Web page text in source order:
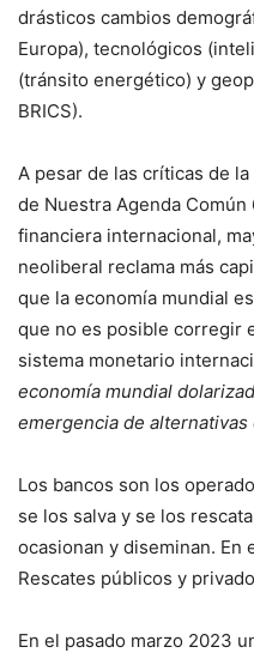
drásticos cambios
Europa), tecnológicos
(tránsito energético) y
BRICS).
A pesar de las críticas de
de Nuestra Agenda
financiera internacional,
neoliberal reclama más
que la economía mundial
que no es posible corregir
sistema monetario
economía mundial
emergencia de alternativas
Los bancos son los
se los salva y se los
ocasionan y diseminan. En
Rescates públicos y
En el pasado marzo 2023